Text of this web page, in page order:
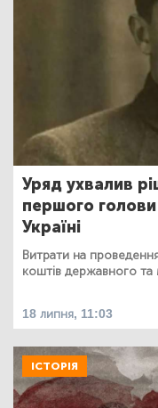
Уряд ухвалив
першого
Україні
Витрати на
коштів державного
18 липня, 11:03
ІСТОРІЯ